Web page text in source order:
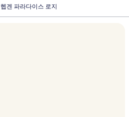
헵겐 파라다이스 로지